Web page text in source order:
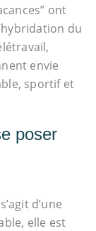
ont
du
envie
sportif et
poser
d’une
elle est